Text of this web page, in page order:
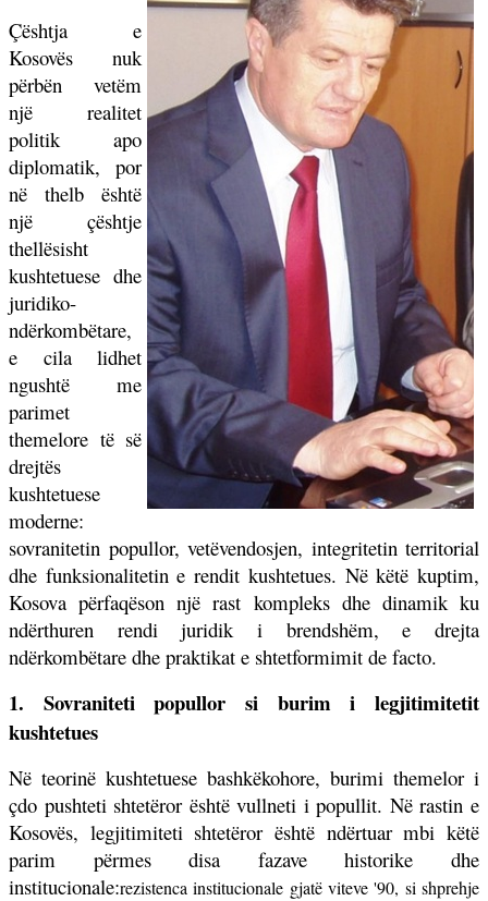
Çështja e
Kosovës nuk
përbën vetëm
një realitet
politik apo
diplomatik, por
në thelb është
një çështje
thellësisht
kushtetuese dhe
juridiko-
ndërkombëtare,
e cila lidhet
ngushtë me
parimet
themelore të së
drejtës
kushtetuese
moderne:
sovranitetin popullor, vetëvendosjen, integritetin territorial
dhe funksionalitetin e rendit kushtetues. Në këtë kuptim,
Kosova përfaqëson një rast kompleks dhe dinamik ku
ndërthuren rendi juridik i brendshëm, e drejta
ndërkombëtare dhe praktikat e shtetformimit de facto.
1. Sovraniteti popullor si burim i legjitimitetit
kushtetues
Në teorinë kushtetuese bashkëkohore, burimi themelor i
çdo pushteti shtetëror është vullneti i popullit. Në rastin e
Kosovës, legjitimiteti shtetëror është ndërtuar mbi këtë
parim përmes disa fazave historike dhe
institucionale:rezistenca institucionale gjatë viteve '90, si shprehje